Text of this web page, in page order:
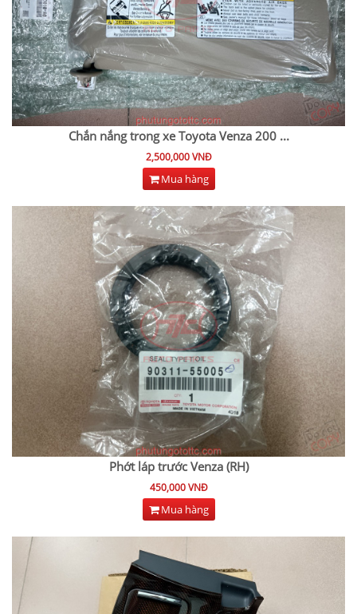
Chắn nắng trong xe Toyota Venza 200...
2,500,000 VNĐ
Mua hàng
Phớt láp trước Venza (RH)
450,000 VNĐ
Mua hàng